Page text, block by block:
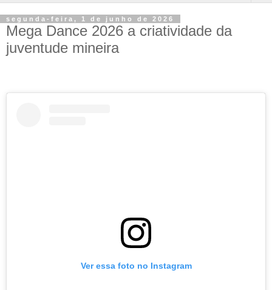
segunda-feira, 1 de junho de 2026
Mega Dance 2026 a criatividade da
juventude mineira
Ver essa foto no Instagram